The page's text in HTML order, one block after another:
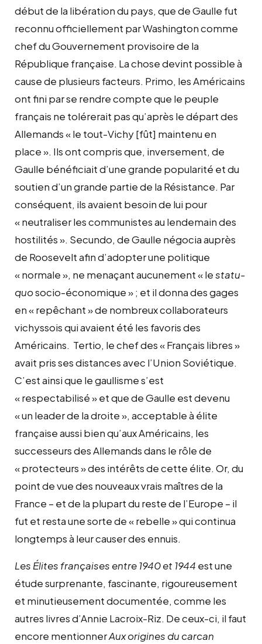
début de la libération du pays, que de Gaulle fut
reconnu officiellement par Washington comme
chef du Gouvernement provisoire de la
République française. La chose devint possible à
cause de plusieurs facteurs. Primo, les Américains
ont fini par se rendre compte que le peuple
français ne tolérerait pas qu’après le départ des
Allemands « le tout-Vichy [fût] maintenu en
place ». Ils ont compris que, inversement, de
Gaulle bénéficiait d’une grande popularité et du
soutien d’un grande partie de la Résistance. Par
conséquent, ils avaient besoin de lui pour
« neutraliser les communistes au lendemain des
hostilités ». Secundo, de Gaulle négocia auprès
de Roosevelt afin d’adopter une politique
« normale », ne menaçant aucunement « lestatu-
quosocio-économique » ; et il donna des gages
en « repêchant » de nombreux collaborateurs
vichyssois qui avaient été les favoris des
Américains. Tertio, le chef des « Français libres »
avait pris ses distances avec l’Union Soviétique.
C’est ainsi que le gaullisme s’est
« respectabilisé » et que de Gaulle est devenu
« un leader de la droite », acceptable à élite
française aussi bien qu’aux Américains, les
successeurs des Allemands dans le rôle de
« protecteurs » des intérêts de cette élite. Or, du
point de vue des nouveaux vrais maîtres de la
France – et de la plupart du reste de l’Europe – il
fut et resta une sorte de « rebelle » qui continua
longtemps à leur causer des ennuis.
Les Élites françaises entre 1940 et 1944 est une
étude surprenante, fascinante, rigoureusement
et minutieusement documentée, comme les
autres livres d’Annie Lacroix-Riz. De ceux-ci, il faut
encore mentionnerAux origines du carcan